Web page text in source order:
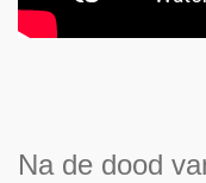
Na de dood